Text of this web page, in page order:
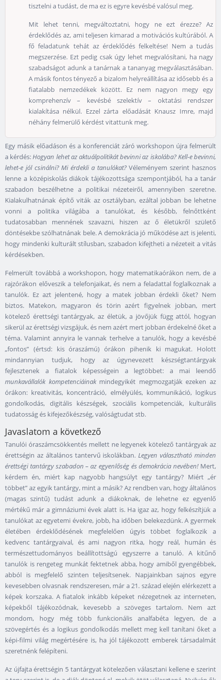
tisztelni a tudást, de ma ez is egyre kevésbé valósul meg.
Mit lehet tenni, megváltoztatni, hogy ne ezt érezze? Az
érdeklődés az, ami teljesen kimarad a motivációs kultúrából. A
fő feladatunk tehát az érdeklődés felkeltése! Nem a tudás
megszerzése. Ezt pedig csak úgy lehet megvalósítani, ha nagy
szabadságot adunk a tanárnak a tananyag megválasztásában.
A másik fontos tényező a bizalom helyreállítása az idősebb és a
fiatalabb nemzedékek között. Ez nem nagyon megy egy
komprehenzív – kevésbé szelektív – oktatási rendszer
kialakítása nélkül. Ezzel zárta előadását Knausz Imre, majd
néhány felmerülő kérdést vitattunk meg.
Egy másik előadáson és a konferenciát záró workshopon újra felmerült
a kérdés:Hogyan lehet az aktuálpolitikát bevinni az iskolába? Kell-e bevinni,
lehet-e jól csinálni? Mi érdekli a tanulókat?Véleményem szerint hasznos
lenne a középiskolás diákok tájékozottsága szempontjából, ha a tanár
szabadon beszélhetne a politikai nézeteiről, amennyiben szeretne.
Kialakulhatnának építő viták az osztályban, ezáltal jobban be lehetne
vonni a politika világába a tanulókat, és később, felnőttként
tudatosabban mennének szavazni, hiszen az ő életükről születő
döntésekbe szólhatnának bele. A demokrácia jó működése azt is jelenti,
hogy mindenki kulturált stílusban, szabadon kifejtheti a nézeteit a vitás
kérdésekben.
Felmerült továbbá a workshopon, hogy matematikaórákon nem, de a
rajzórákon előveszik a telefonjaikat, és nem a feladattal foglalkoznak a
tanulók. Ez azt jelentené, hogy a matek jobban érdekli őket? Nem
biztos. Matekon, magyaron és törin azért figyelnek jobban, mert
kötelező érettségi tantárgyak, az életük, a jövőjük függ attól, hogyan
sikerül az érettségi vizsgájuk, és nem azért mert jobban érdekelné őket a
téma. Valamint annyira le vannak terhelve a tanulók, hogy a kevésbé
„fontos” (értsd: kis óraszámú) órákon pihenik ki magukat. Holott
mindannyian tudjuk, hogy az úgynevezett készségtantárgyak
fejlesztenek a fiatalok képességein a legtöbbet: a mai leendő
munkavállalók kompetenciáinak mindegyikét megmozgatják ezeken az
órákon: kreativitás, koncentráció, elmélyülés, kommunikáció, logikus
gondolkodás, digitális készségek, szociális kompetenciák, kulturális
tudatosság és kifejezőkészség, valóságtudat stb.
Javaslatom a következő
Tanulói óraszámcsökkentés mellett ne legyenek kötelező tantárgyak az
érettségin az általános tantervű iskolákban.Legyen választható minden
érettségi tantárgy szabadon – az egyenlőség és demokrácia nevében! Mert,
kérdem én, miért kap nagyobb hangsúlyt egy tantárgy? Miért „ér
többet” az egyik tantárgy, mint a másik? Az rendben van, hogy általános
(magas szintű) tudást adunk a diákoknak, de lehetne ez egyenlő
mértékű már a gimnáziumi évek alatt is. Ha igaz az, hogy felkészítjük a
tanulókat az egyetemi évekre, jobb, ha időben belekezdünk. A gyermek
életében érdeklődésének megfelelően úgyis többet foglalkozik a
kedvenc tantárgyaival, és ami nagyon ritka, hogy reál, humán és
természettudományos beállítottságú egyszerre a tanuló. A kitűnő
tanulók is rengeteg munkát fektetnek abba, hogy amiből gyengébbek,
abból is megfelelő szinten teljesítsenek. Napjainkban sajnos egyre
kevesebben olvasnak rendszeresen, már a 21. század elején elérkezett a
képek korszaka. A fiatalok inkább képeket nézegetnek az interneten,
képekből tájékozódnak, kevesebb a szöveges tartalom. Nem azt
mondom, hogy még több funkcionális analfabéta legyen, de a
szövegértés és a logikus gondolkodás mellett meg kell tanítani őket a
képi-filmi világ megértésére is, ha jól tájékozott emberek társadalmát
szeretnénk felépíteni.
Az újfajta érettségin 5 tantárgyat kötelezően választani kellene e szerint